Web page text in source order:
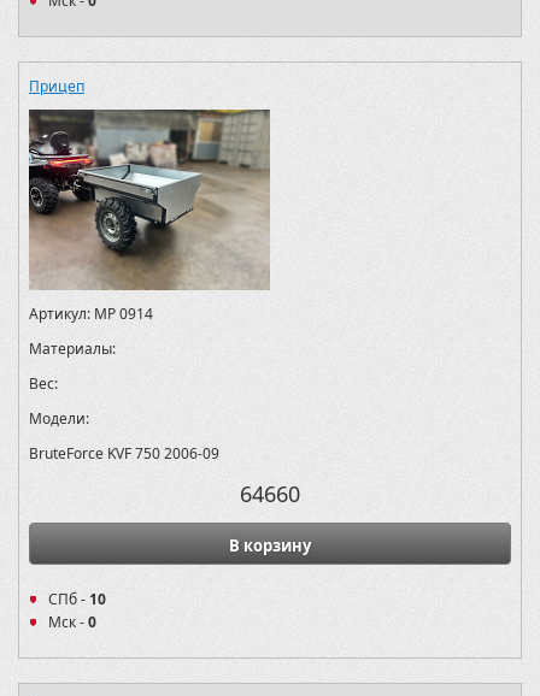
Прицеп
Артикул: MP 0914
Материалы:
Вес:
Модели:
BruteForce KVF 750 2006-09
64660
В корзину
СПб -10
Мск -0